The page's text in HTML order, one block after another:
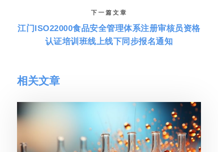
下一篇文章
江门ISO22000食品安全管理体系注册审核员资格
认证培训班线上线下同步报名通知
相关文章